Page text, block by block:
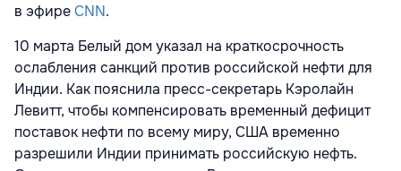
в эфиреCNN.
10 марта Белый дом указал на краткосрочность
ослабления санкций против российской нефти для
Индии. Как пояснила пресс-секретарь Кэролайн
Левитт, чтобы компенсировать временный дефицит
поставок нефти по всему миру, США временно
разрешили Индии принимать российскую нефть.